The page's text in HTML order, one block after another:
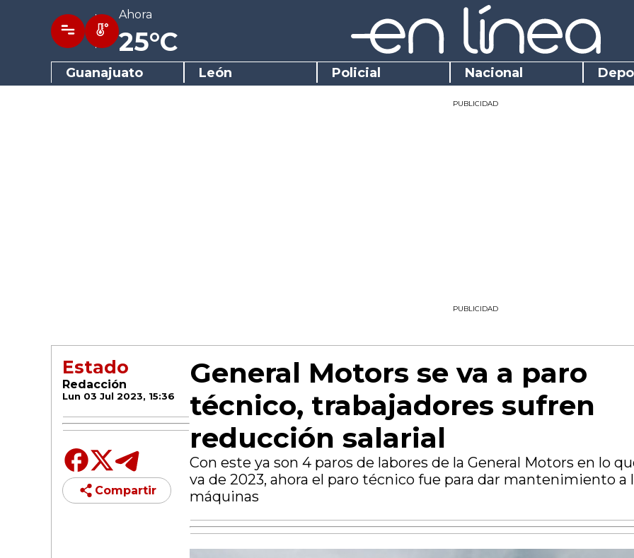
Ahora
25°C
Guanajuato León Policial Nacional
PUBLICIDAD
PUBLICIDAD
Estado
Redacción
Lun 03 Jul 2023, 15:36
Compartir
General Motors se va a paro
técnico, trabajadores sufren
reducción salarial
Con este ya son 4 paros de labores de la General Motors en lo
va de 2023, ahora el paro técnico fue para dar mantenimiento a
máquinas